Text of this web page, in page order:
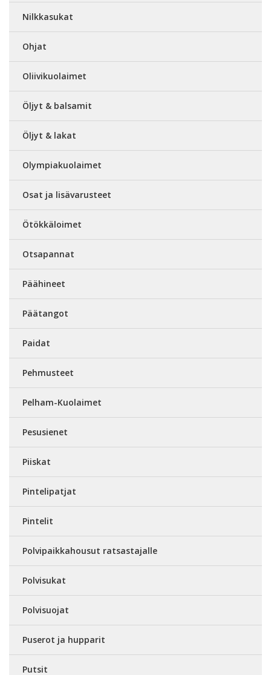
Nilkkasukat
Ohjat
Oliivikuolaimet
Öljyt & balsamit
Öljyt & lakat
Olympiakuolaimet
Osat ja lisävarusteet
Ötökkäloimet
Otsapannat
Päähineet
Päätangot
Paidat
Pehmusteet
Pelham-Kuolaimet
Pesusienet
Piiskat
Pintelipatjat
Pintelit
Polvipaikkahousut ratsastajalle
Polvisukat
Polvisuojat
Puserot ja hupparit
Putsit